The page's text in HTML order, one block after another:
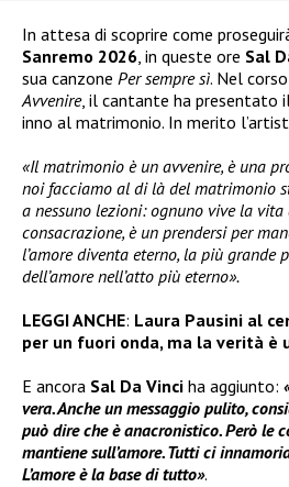
In attesa di scoprire come
Sanremo 2026, in queste ore Sal
sua canzone Per sempre sì. Nel
Avvenire, il cantante ha presentato
inno al matrimonio. In merito
«Il matrimonio è un avvenire, è una
noi facciamo al di là del matrimonio
a nessuno lezioni: ognuno vive la vita
consacrazione, è un prendersi per
l’amore diventa eterno, la più grande
dell’amore nell’atto più eterno».
LEGGI ANCHE: Laura Pausini al
per un fuori onda, ma la verità è
E ancora Sal Da Vinci ha aggiunto:
vera. Anche un messaggio pulito,
può dire che è anacronistico. Però le
mantiene sull’amore. Tutti ci
L’amore è la base di tutto».